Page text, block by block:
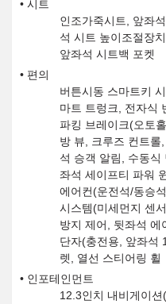
시트
인조가죽시트, 앞좌
석 시트 높이조절장
앞좌석 시트백 포켓
편의
버튼시동 스마트키
마트 트렁크, 전자식
파킹 브레이크(오토
방 뷰, 크루즈 컨트롤
석 승객 알림, 수동식
좌석 세이프티 파워
에어컨(운전석/동승
시스템(미세먼지 센
방지 제어, 뒷좌석 에
단자(충전용, 앞좌석
렛, 열선 스티어링 휠
인포테인먼트
12.3인치 내비게이